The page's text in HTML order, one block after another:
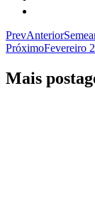
PrevAnterior
PróximoFevereiro
Mais